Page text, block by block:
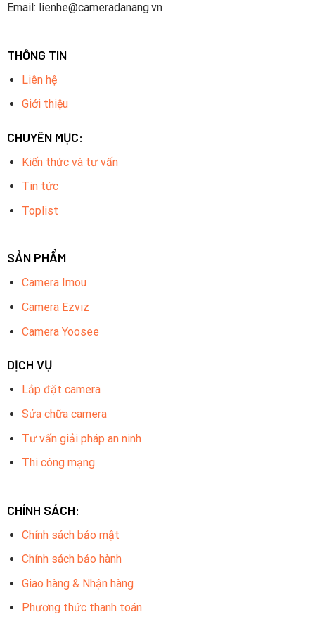
Email: lienhe@cameradanang.vn
THÔNG TIN
Liên hệ
Giới thiệu
CHUYÊN MỤC:
Kiến thức và tư vấn
Tin tức
Toplist
SẢN PHẨM
Camera Imou
Camera Ezviz
Camera Yoosee
DỊCH VỤ
Lắp đặt camera
Sửa chữa camera
Tư vấn giải pháp an ninh
Thi công mạng
CHÍNH SÁCH:
Chính sách bảo mật
Chính sách bảo hành
Giao hàng & Nhận hàng
Phương thức thanh toán